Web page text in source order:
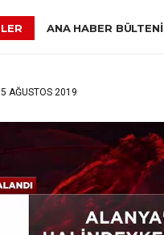
ANA HABER BÜLTENI
AĞUSTOS 2019